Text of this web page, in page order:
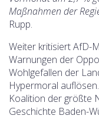
Maßnahmen der
Rupp.
Weiter kritisiert AfD-
Warnungen der
Wohlgefallen der
Hypermoral
Koalition der größte
Geschichte Baden-